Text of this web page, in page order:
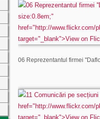
06 Reprezentantul firmei